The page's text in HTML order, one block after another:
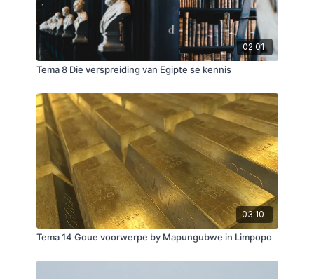
02:01
Tema 8 Die verspreiding van Egipte se kennis
03:10
Tema 14 Goue voorwerpe by Mapungubwe in Limpopo